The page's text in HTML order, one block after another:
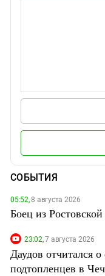
СОБЫТИЯ
05:52,8 августа 2026
Боец из
23:02,7 августа 2026
Даудов отчитался
подтопленцев в